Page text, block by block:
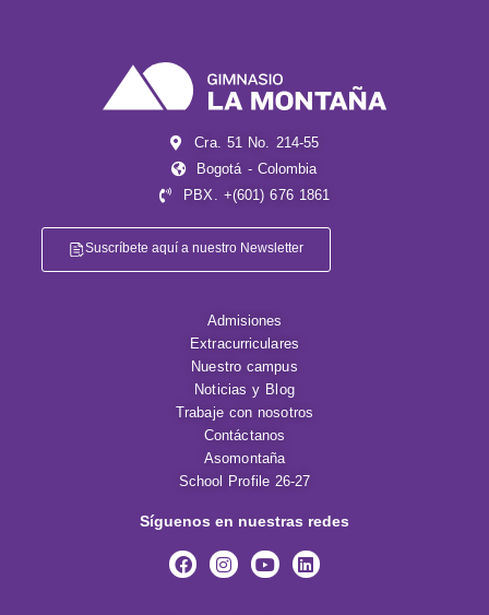
Cra. 51 No. 214-55
Bogotá - Colombia
PBX. +(601) 676 1861
Suscríbete aquí a nuestro Newsletter
Admisiones
Extracurriculares
Nuestro campus
Noticias y Blog
Trabaje con nosotros
Contáctanos
Asomontaña
School Profile 26-27
Síguenos en nuestras redes